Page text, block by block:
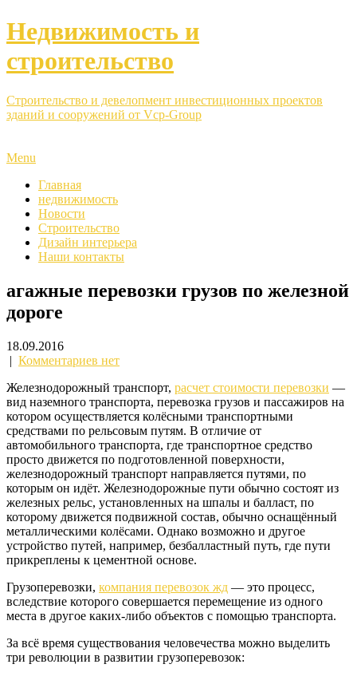
Недвижимость и
строительство
Строительство и девелопмент инвестиционных проектов
зданий и сооружений от Vcp-Group
Menu
Главная
недвижимость
Новости
Строительство
Дизайн интерьера
Наши контакты
агажные перевозки грузов по железной
дороге
18.09.2016
| Комментариев нет
Железнодорожный транспорт, расчет стоимости перевозки —
вид наземного транспорта, перевозка грузов и пассажиров на
котором осуществляется колёсными транспортными
средствами по рельсовым путям. В отличие от
автомобильного транспорта, где транспортное средство
просто движется по подготовленной поверхности,
железнодорожный транспорт направляется путями, по
которым он идёт. Железнодорожные пути обычно состоят из
железных рельс, установленных на шпалы и балласт, по
которому движется подвижной состав, обычно оснащённый
металлическими колёсами. Однако возможно и другое
устройство путей, например, безбалластный путь, где пути
прикреплены к цементной основе.
Грузоперевозки, компания перевозок жд — это процесс,
вследствие которого совершается перемещение из одного
места в другое каких-либо объектов с помощью транспорта.
За всё время существования человечества можно выделить
три революции в развитии грузоперевозок: